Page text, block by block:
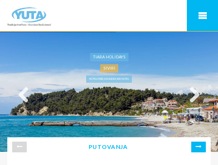
TIARA HOLIDAYS
SIVIRI
HOTELI SIVIRI, KASANDRA, IRIS HOTEL
PUTOVANJA